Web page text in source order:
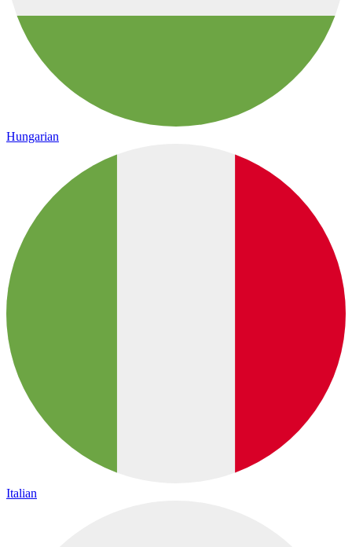
Hungarian
Italian